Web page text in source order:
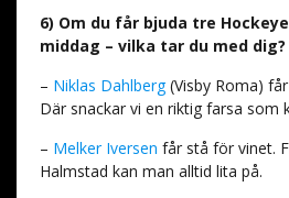
6) Om du får bjuda tre
middag – vilka tar du med
– Niklas Dahlberg(Visby Roma)
Där snackar vi en riktig farsa som
– Melker Iversen får stå för vinet.
Halmstad kan man alltid lita på.